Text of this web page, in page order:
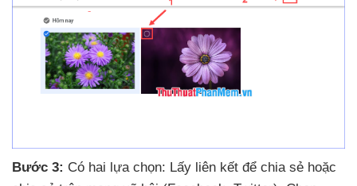
Bước 3: Có hai lựa chọn: Lấy liên kết để chia sẻ hoặc